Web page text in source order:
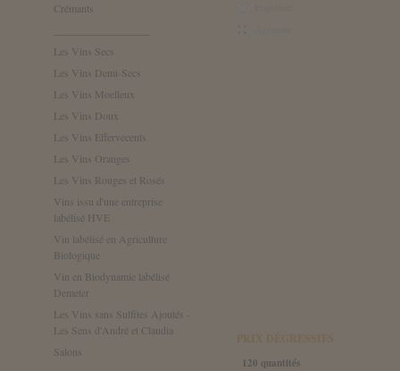
Crémants
Les Vins Secs
Les Vins Demi-Secs
Les Vins Moelleux
Les Vins Doux
Les Vins Effervecents
Les Vins Oranges
Les Vins Rouges et Rosés
Vins issu d'une entreprise
labélisé HVE
Vin labélisé en Agriculture
Biologique
Vin en Biodynamie labélisé
Demeter
Les Vins sans Sulfites Ajoutés -
Les Sens d'André et Claudia
Salons
120 quantités